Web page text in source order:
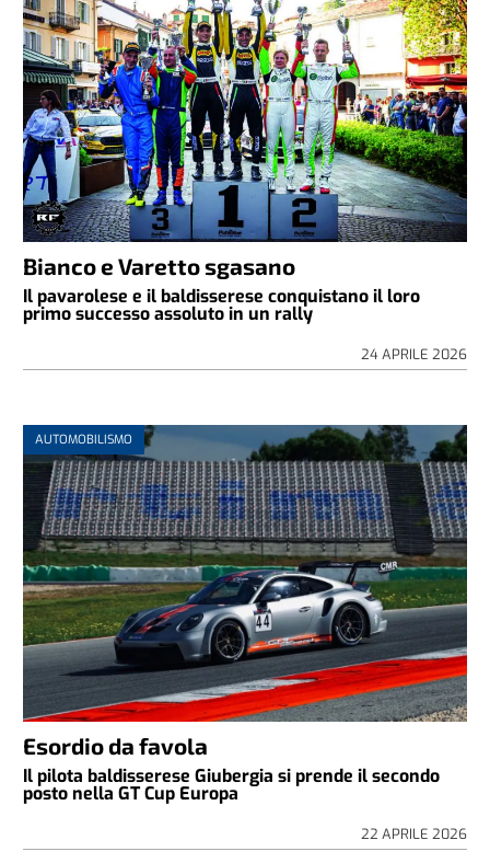
Bianco e Varetto sgasano
Il pavarolese e il baldisserese conquistano il loro
primo successo assoluto in un rally
24 APRILE 2026
AUTOMOBILISMO
Esordio da favola
Il pilota baldisserese Giubergia si prende il secondo
posto nella GT Cup Europa
22 APRILE 2026